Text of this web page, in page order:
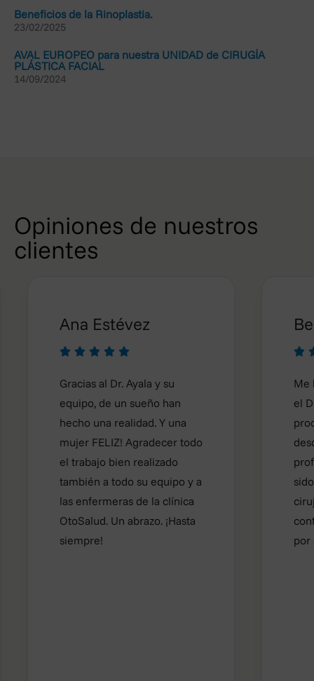
Beneficios de la Rinoplastia.
23/02/2025
AVAL EUROPEO para nuestra UNIDAD de CIRUGÍA
PLÁSTICA FACIAL
14/09/2024
Opiniones de nuestros
clientes
Ana Estévez
  
Gracias al Dr. Ayala y su
equipo, de un sueño han
hecho una realidad. Y una
mujer FELIZ! Agradecer todo
el trabajo bien realizado
también a todo su equipo y a
las enfermeras de la clínica
OtoSalud. Un abrazo. ¡Hasta
siempre!

Me hice
el Dr
proceso
desde
sido
por su
Española de Protección de datos a través de la sede
electrónica de su portal web (www.agpd.es), o bien
Juan, 6, 28001-Madrid).